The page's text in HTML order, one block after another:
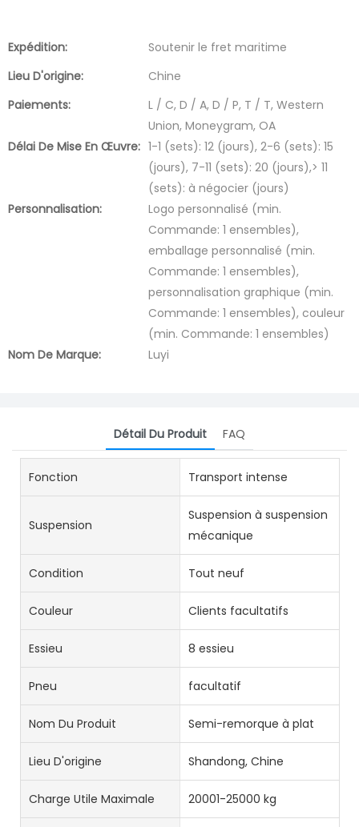
Expédition:
Soutenir le fret maritime
Lieu D'origine:
Chine
Paiements:
L / C, D / A, D / P, T / T, Western
Union, Moneygram, OA
Délai De Mise En Œuvre: 1-1 (sets): 12 (jours), 2-6 (sets): 15
(jours), 7-11 (sets): 20 (jours),> 11
(sets): à négocier (jours)
Personnalisation:
Logo personnalisé (min.
Commande: 1 ensembles),
emballage personnalisé (min.
Commande: 1 ensembles),
personnalisation graphique (min.
Commande: 1 ensembles), couleur
(min. Commande: 1 ensembles)
Nom De Marque:
Luyi
Détail Du Produit FAQ
Fonction Transport intense
Suspension
Suspension à suspension
mécanique
Condition Tout neuf
Couleur Clients facultatifs
Essieu 8 essieu
Pneu facultatif
Nom Du Produit Semi-remorque à plat
Lieu D'origine Shandong, Chine
Charge Utile Maximale 20001-25000 kg